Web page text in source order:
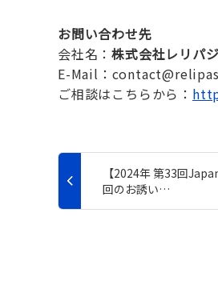
お問い合わせ先
会社名：株式会社レリパ
E-Mail：
ご相談はこちらから：
【2024年 第33回
回のお誘い…